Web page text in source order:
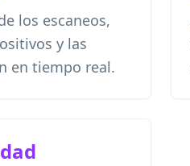
los escaneos,
y las
en tiempo real.